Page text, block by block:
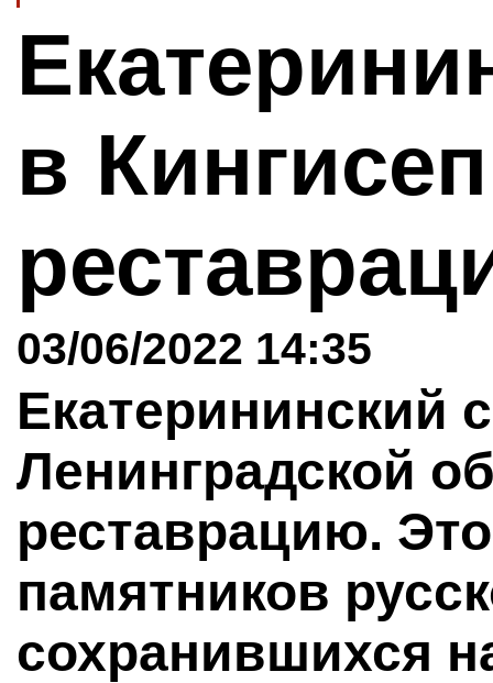
в
03/06/2022 14:35
Екатерининский
Ленинградской
реставрацию.
памятников
сохранившихся